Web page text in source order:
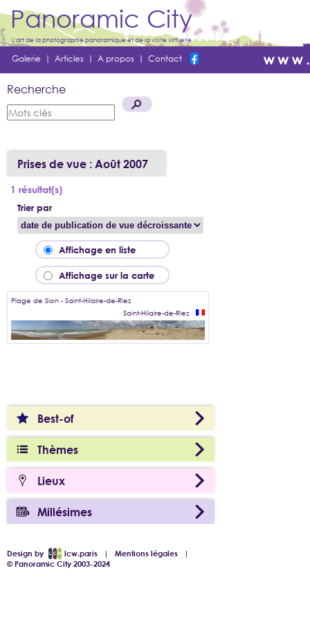
Panoramic City
L'art de la photographie panoramique et de la visite virtuelle
Galerie | Articles | A propos | Contact
Recherche
Best-of
Thèmes
Lieux
Millésimes
Prises de vue : Août 2007
1 résultat(s)
Trier par
Affichage en liste
Affichage sur la carte
Plage de Sion - Saint-Hilaire-de-Riez
Saint-Hilaire-de-Riez
Design by lcw.paris |Mentions légales |
© Panoramic City 2003-2024